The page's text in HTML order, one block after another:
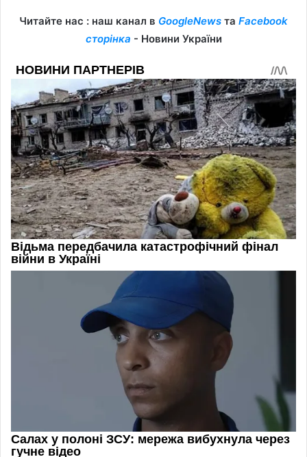
Читайте нас : наш канал в GoogleNews та Facebook
сторінка - Новини України